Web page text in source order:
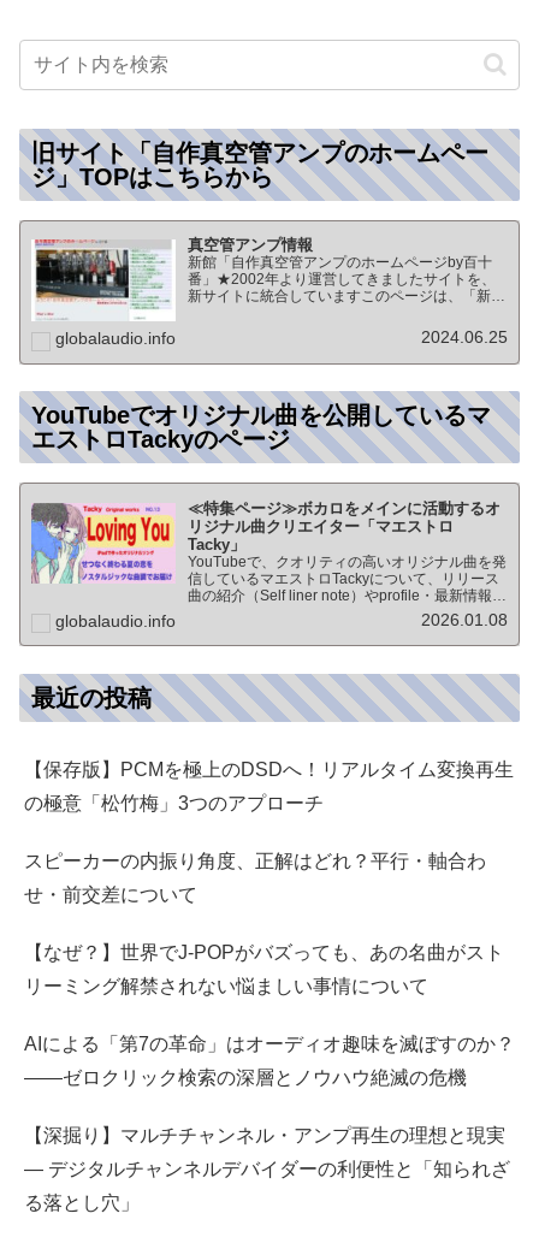
旧サイト「自作真空管アンプのホームペー
ジ」TOPはこちらから
真空管アンプ情報
新館「自作真空管アンプのホームページby百十
番」★2002年より運営してきましたサイトを、
新サイトに統合していますこのページは、「新
のTOPページになりますオーディオ情報全般の
globalaudio.info 2024.06.25
YouTubeでオリジナル曲を公開しているマ
エストロTackyのページ
≪特集ページ≫ボカロをメインに活動するオ
リジナル曲クリエイター「マエストロ
Tacky」
YouTubeで、クオリティの高いオリジナル曲を発
信しているマエストロTackyについて、リリース
曲の紹介（Self liner note）やprofile・最新情報な
ど★動画チャンネル登録100人突破記念作品の生
globalaudio.info 2026.01.08
最近の投稿
【保存版】PCMを極上のDSDへ！リアルタイム変換再生
の極意「松竹梅」3つのアプローチ
スピーカーの内振り角度、正解はどれ？平行・軸合わ
せ・前交差について
【なぜ？】世界でJ-POPがバズっても、あの名曲がスト
リーミング解禁されない悩ましい事情について
AIによる「第7の革命」はオーディオ趣味を滅ぼすのか？
――ゼロクリック検索の深層とノウハウ絶滅の危機
【深掘り】マルチチャンネル・アンプ再生の理想と現実
— デジタルチャンネルデバイダーの利便性と「知られざ
る落とし穴」